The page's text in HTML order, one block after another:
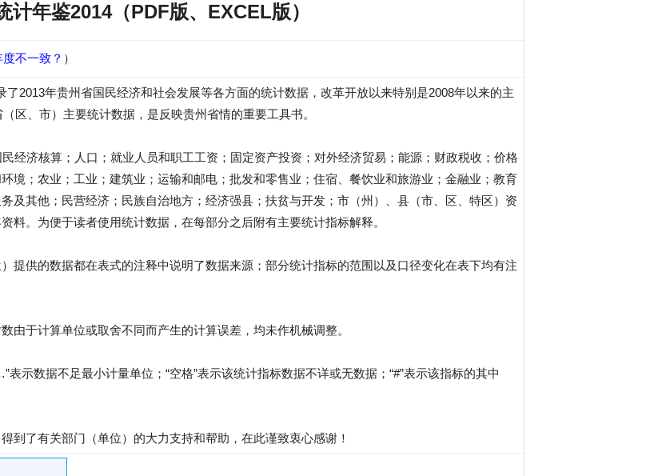
计年鉴2014（PDF版、EXCEL版）
不一致？ ）
了2013年贵州省国民经济和社会发展等各方面的统计数据，改革开放以来特别是2008年以来的主
区、市）主要统计数据，是反映贵州省情的重要工具书。
经济核算；人口；就业人员和职工工资；固定资产投资；对外经济贸易；能源；财政税收；价格
境；农业；工业；建筑业；运输和邮电；批发和零售业；住宿、餐饮业和旅游业；金融业；教育
及其他；民营经济；民族自治地方；经济强县；扶贫与开发；市（州）、县（市、区、特区）资
料。为便于读者使用统计数据，在每部分之后附有主要统计指标解释。
提供的数据都在表式的注释中说明了数据来源；部分统计指标的范围以及口径变化在表下均有注
由于计算单位或取舍不同而产生的计算误差，均未作机械调整。
示数据不足最小计量单位；“空格”表示该统计指标数据不详或无数据；“#”表示该指标的其中
到了有关部门（单位）的大力支持和帮助，在此谨致衷心感谢！